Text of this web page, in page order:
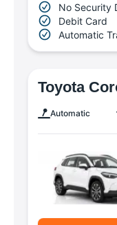
No Security
Debit Card
Automatic
Toyota
Automatic